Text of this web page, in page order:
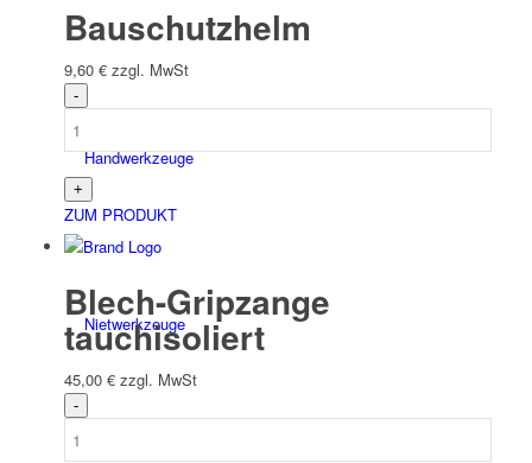
Hand­werk­zeuge
Niet­werk­zeuge
Bauschutzhelm
9,60 € zzgl. MwSt
ZUM PRODUKT
Blech-Gripzange
tauchisoliert
45,00 € zzgl. MwSt